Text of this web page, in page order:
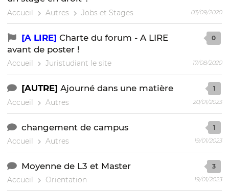
Accueil Autres Jobs et Stages 03/09/2020
[A LIRE] Charte du forum - A LIRE
avant de poster !
Accueil Juristudiant le site
0
17/08/2020
[AUTRE] Ajourné dans une matière
Accueil Autres
1
20/01/2023
changement de campus
Accueil Autres
1
19/01/2023
Moyenne de L3 et Master
Accueil Orientation
3
19/01/2023